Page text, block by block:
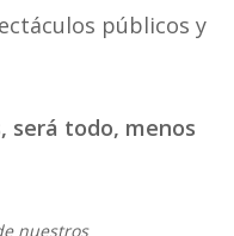
públicos y
será todo, menos
nuestros